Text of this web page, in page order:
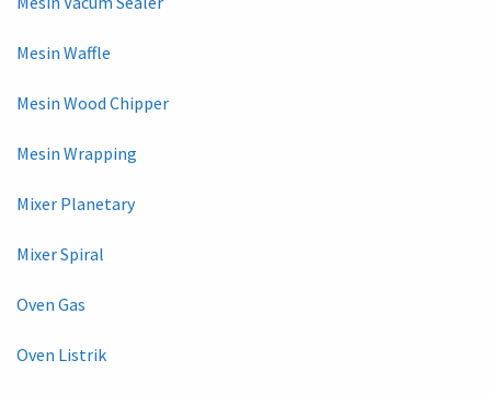
Mesin Waffle
Mesin Wood Chipper
Mesin Wrapping
Mixer Planetary
Mixer Spiral
Oven Gas
Oven Listrik